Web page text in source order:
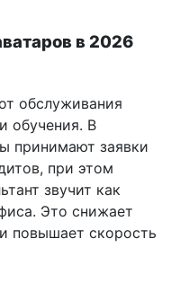
в 2026
обслуживания
обучения. В
принимают заявки
при этом
звучит как
Это снижает
повышает скорость